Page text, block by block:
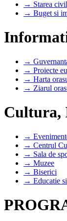
→ Starea
→ Buget si
→
→ Proiecte
→ Harta
→ Ziarul
Cultura,
→
→ Centrul
→ Sala de
→ Muzee
→ Biserici
→ Educatie